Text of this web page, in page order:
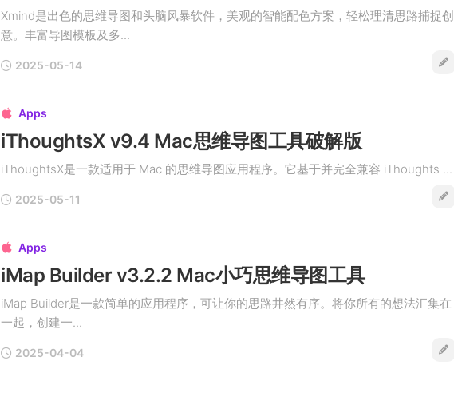
Xmind是出色的思维导图和头脑风暴软件，美观的智能配色方案，轻松理清思路捕捉创
意。丰富导图模板及多...
2025-05-14
 Apps
iThoughtsX v9.4 Mac思维导图工具破解版
iThoughtsX是一款适用于 Mac 的思维导图应用程序。它基于并完全兼容 iThoughts ...
2025-05-11
 Apps
iMap Builder v3.2.2 Mac小巧思维导图工具
iMap Builder是一款简单的应用程序，可让你的思路井然有序。将你所有的想法汇集在
一起，创建一...
2025-04-04